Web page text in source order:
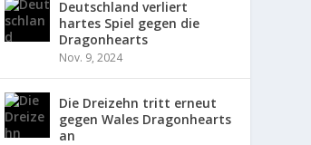
Deutschland verliert
hartes Spiel gegen die
Dragonhearts
Nov. 9, 2024
Die Dreizehn tritt erneut
gegen Wales Dragonhearts
an